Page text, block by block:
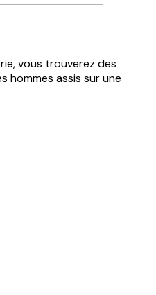
vous trouverez des
hommes assis sur une